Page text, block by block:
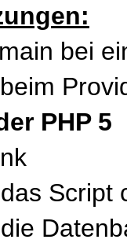
bei
PHP 5
Script